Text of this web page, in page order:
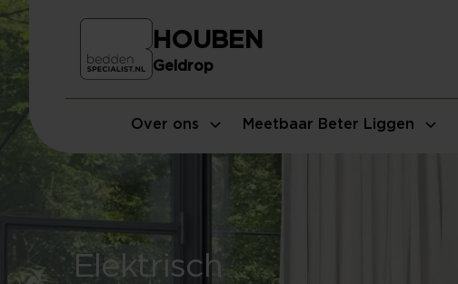
Over ons Meetbaar Beter Liggen
HOUBEN
Geldrop
Elektrisch